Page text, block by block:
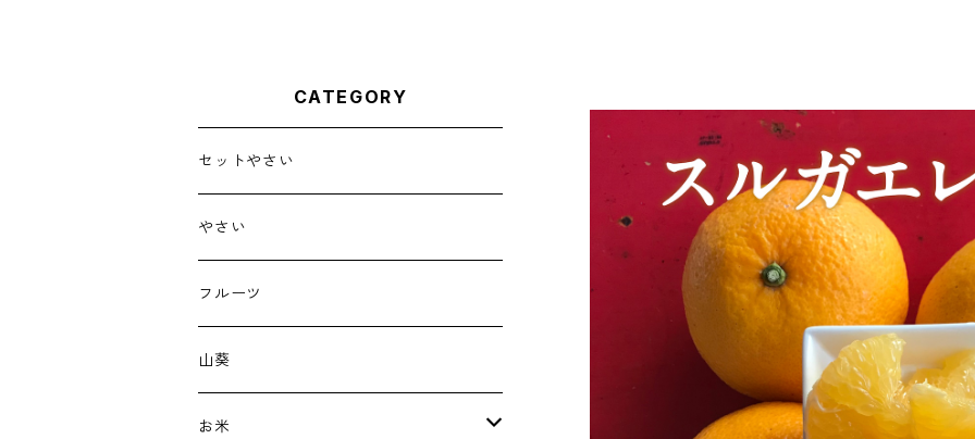
CATEGORY
セットやさい
やさい
フルーツ
山葵
お米